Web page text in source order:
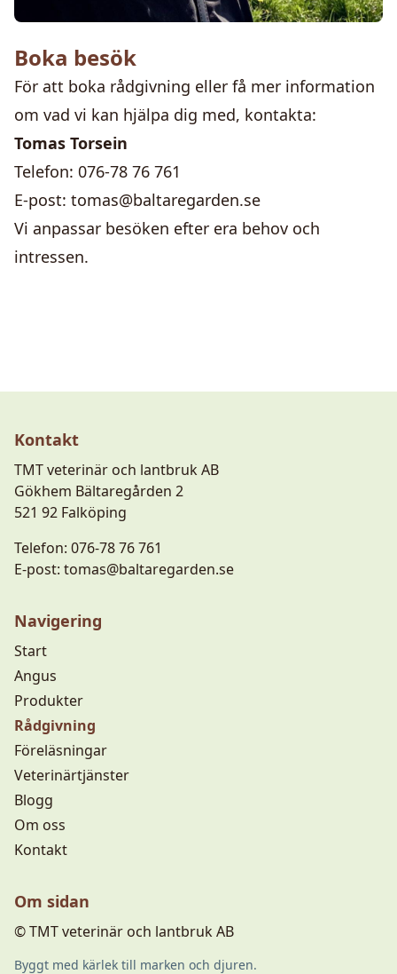
Boka besök
För att boka rådgivning eller få mer information
om vad vi kan hjälpa dig med, kontakta:
Tomas Torsein
Telefon: 076-78 76 761
E-post: tomas@baltaregarden.se
Vi anpassar besöken efter era behov och
intressen.
Kontakt
TMT veterinär och lantbruk AB
Gökhem Bältaregården 2
521 92 Falköping
Telefon: 076-78 76 761
E-post: tomas@baltaregarden.se
Navigering
Start
Angus
Produkter
Rådgivning
Föreläsningar
Veterinärtjänster
Blogg
Om oss
Kontakt
Om sidan
© TMT veterinär och lantbruk AB
Byggt med kärlek till marken och djuren.